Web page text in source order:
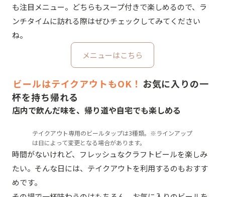
も注目メニュー。どちらもスープ付きで楽しめるので、ラ
ンチタイムに訪れる際はぜひチェックしてみてください
ね。
メニューはこちら
ビールはテイクアウトもOK！ お気に入りの一
杯を持ち帰れる
店内で飲んだ味を、帰り道や自宅でも楽しめる
テイクアウト専用のビールタップは3種類。※ラインアップ
は日によって変更となる場合があります。
時間がないけれど、フレッシュなクラフトビールを楽しみ
たい。そんな日には、テイクアウトを利用するのもおすす
めです。